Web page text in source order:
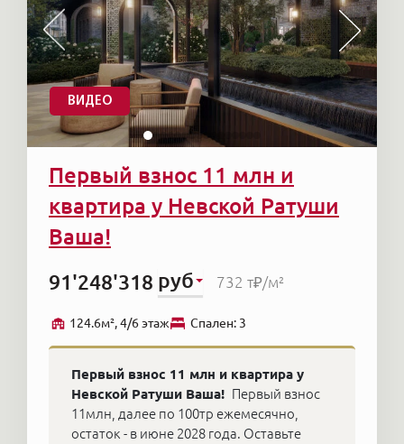
ВИДЕО
Первый взнос 11 млн и
квартира у Невской Ратуши
Ваша!
91'248'318 руб 732 т₽/м²
124.6м², 4/6 этаж Cпален: 3
Первый взнос 11 млн и квартира у
Невской Ратуши Ваша! Первый взнос
11млн, далее по 100тр ежемесячно,
остаток - в июне 2028 года. Оставьте